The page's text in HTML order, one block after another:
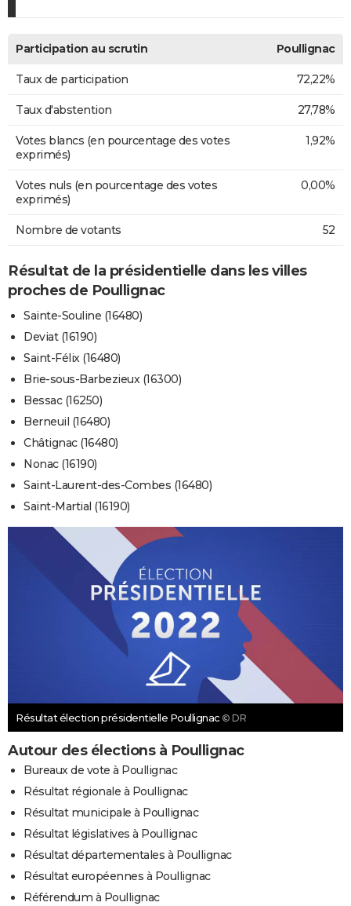
Participation au scrutin Poullignac
Taux de participation 72,22%
Taux d'abstention 27,78%
Votes blancs (en pourcentage des votes
exprimés)
1,92%
Votes nuls (en pourcentage des votes
exprimés)
0,00%
Nombre de votants 52
Résultat de la présidentielle dans les villes
proches de Poullignac
Sainte-Souline (16480)
Deviat (16190)
Saint-Félix (16480)
Brie-sous-Barbezieux (16300)
Bessac (16250)
Berneuil (16480)
Châtignac (16480)
Nonac (16190)
Saint-Laurent-des-Combes (16480)
Saint-Martial (16190)
Résultat élection présidentielle Poullignac © DR
Autour des élections à Poullignac
Bureaux de vote à Poullignac
Résultat régionale à Poullignac
Résultat municipale à Poullignac
Résultat législatives à Poullignac
Résultat départementales à Poullignac
Résultat européennes à Poullignac
Référendum à Poullignac